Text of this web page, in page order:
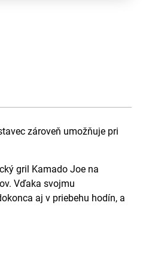
zároveň umožňuje pri
gril Kamado Joe na
Vďaka svojmu
aj v priebehu hodín, a